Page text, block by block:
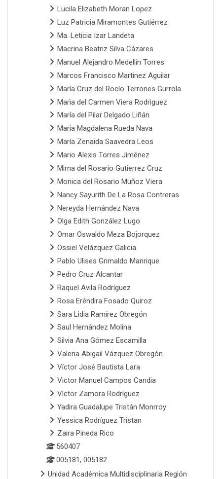
Lucila Elizabeth Moran Lopez
Luz Patricia Miramontes Gutiérrez
Ma. Leticia Izar Landeta
Macrina Beatriz Silva Cázares
Manuel Alejandro Medellín Torres
Marcos Francisco Martinez Aguilar
María Cruz del Rocío Terrones Gurrola
Marìa del Carmen Viera Rodrìguez
María del Pilar Delgado Liñán
Maria Magdalena Rueda Nava
María Zenaida Saavedra Leos
Mario Alexis Torres Jiménez
Mirna del Rosario Gutierrez Cruz
Monica del Rosario Muñoz Viera
Nancy Sayurith De La Rosa Contreras
Nereyda Hernández Nava
Olga Edith González Lugo
Omar Oswaldo Meza Bojorquez
Ossiel Velázquez Galicia
Pablo Ulises Grimaldo Manrique
Pedro Cruz Alcantar
Raquel Avila Rodríguez
Rosa Eréndira Fosado Quiroz
Sara Lidia Ramírez Obregón
Saul Hernández Molina
Silvia Ana Gómez Escamilla
Valeria Abigail Vázquez Obregón
Víctor José Bautista Lara
Victor Manuel Campos Candia
Víctor Zamora Rodríguez
Yadira Guadalupe Tristán Monrroy
Yessica Rodríguez Tristan
Zaira Pineda Rico
560407
005181, 005182
Unidad Académica Multidisciplinaria Región